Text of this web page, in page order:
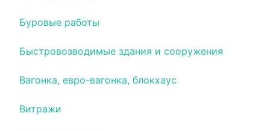
Буровые работы
Быстровозводимые здания и сооружения
Вагонка, евро-вагонка, блокхаус
Витражи